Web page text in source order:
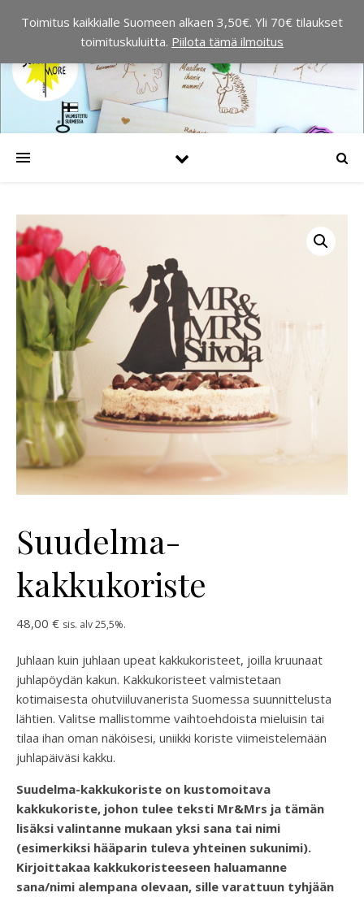
Suudelma-
kakkukoriste
48,00 € sis. alv 25,5%.
Juhlaan kuin juhlaan upeat kakkukoristeet, joilla kruunaat
juhlapöydän kakun. Kakkukoristeet valmistetaan
kotimaisesta ohutviiluvanerista Suomessa suunnittelusta
lähtien. Valitse mallistomme vaihtoehdoista mieluisin tai
tilaa ihan oman näköisesi, uniikki koriste viimeistelemään
juhlapäiväsi kakku.
Suudelma-kakkukoriste on kustomoitava
kakkukoriste, johon tulee teksti Mr&Mrs ja tämän
lisäksi valintanne mukaan yksi sana tai nimi
(esimerkiksi hääparin tuleva yhteinen sukunimi).
Kirjoittakaa kakkukoristeeseen haluamanne
sana/nimi alempana olevaan, sille varattuun tyhjään
Toimitus kaikkialle Suomeen alkaen 3,50€. Yli 70€ tilaukset
toimituskuluitta. Piilota tämä ilmoitus